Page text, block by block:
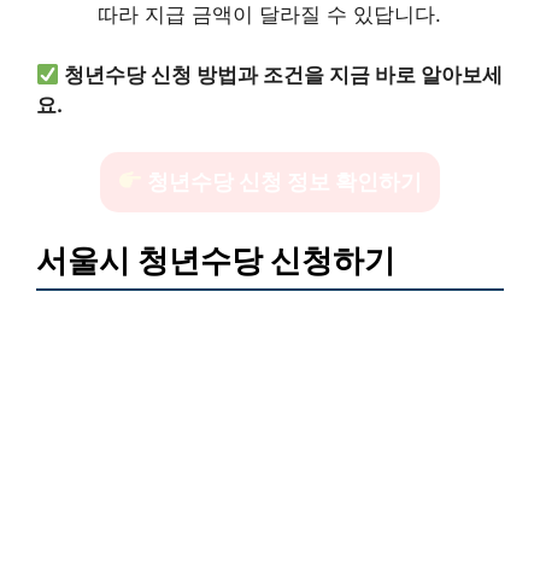
따라 지급 금액이 달라질 수 있답니다.
청년수당 신청 방법과 조건을 지금 바로 알아보세
요.
서울시 청년수당 신청하기